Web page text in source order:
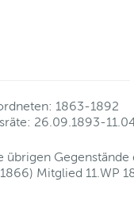
1863-1892
26.09.1893-
übrigen
Mitglied 11.WP